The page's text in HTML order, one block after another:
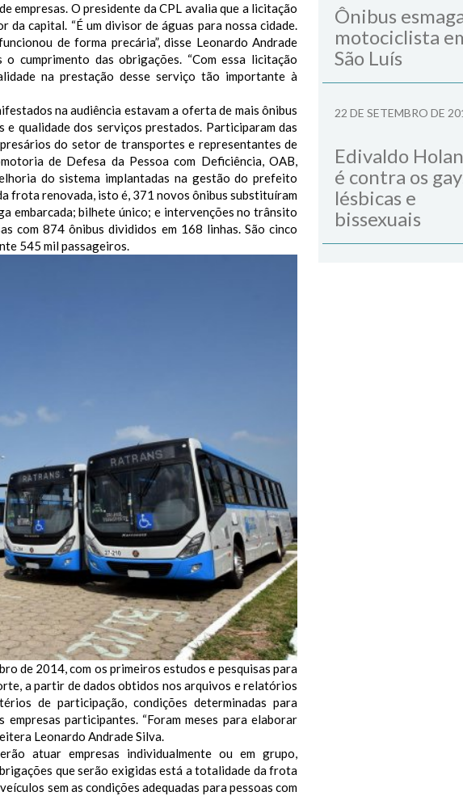
empresas. O presidente da CPL avalia que a licitação
capital. “É um divisor de águas para nossa cidade.
de forma precária”, disse Leonardo Andrade
cumprimento das obrigações. “Com essa licitação
na prestação desse serviço tão importante à
na audiência estavam a oferta de mais ônibus
qualidade dos serviços prestados. Participaram das
do setor de transportes e representantes de
de Defesa da Pessoa com Deficiência, OAB,
do sistema implantadas na gestão do prefeito
frota renovada, isto é, 371 novos ônibus substituíram
embarcada; bilhete único; e intervenções no trânsito
com 874 ônibus divididos em 168 linhas. São cinco
545 mil passageiros.
de 2014, com os primeiros estudos e pesquisas para
a partir de dados obtidos nos arquivos e relatórios
de participação, condições determinadas para
participantes. “Foram meses para elaborar
Leonardo Andrade Silva.
atuar empresas individualmente ou em grupo,
que serão exigidas está a totalidade da frota
sem as condições adequadas para pessoas com
Ônibus
motociclista
São Luís
22 DE SETEMBRO DE
Edivaldo
é contra os
lésbicas e
bissexuais